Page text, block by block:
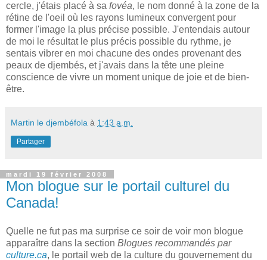
cercle, j'étais placé à sa fovéa, le nom donné à la zone de la
rétine de l'oeil où les rayons lumineux convergent pour
former l'image la plus précise possible. J'entendais autour
de moi le résultat le plus précis possible du rythme, je
sentais vibrer en moi chacune des ondes provenant des
peaux de djembés, et j'avais dans la tête une pleine
conscience de vivre un moment unique de joie et de bien-
être.
Martin le djembéfola à 1:43 a.m.
Partager
mardi 19 février 2008
Mon blogue sur le portail culturel du
Canada!
Quelle ne fut pas ma surprise ce soir de voir mon blogue
apparaître dans la section Blogues recommandés par
culture.ca, le portail web de la culture du gouvernement du